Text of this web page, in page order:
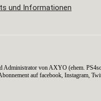
und Informationen
von AXYO (ehem.
auf facebook, Instagram,